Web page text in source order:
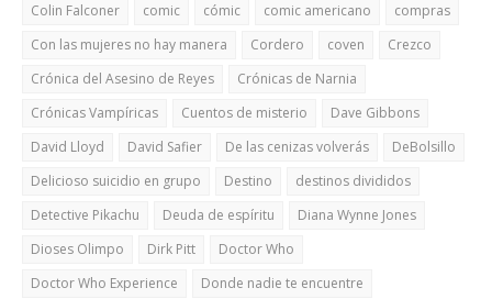
Colin Falconer
comic cómic comic americano
compras
Con las mujeres no hay manera
Cordero coven
Crezco
Crónica del Asesino de Reyes
Crónicas de Narnia
Crónicas Vampíricas
Cuentos de misterio
Dave Gibbons
David Lloyd
David Safier De las cenizas volverás
DeBolsillo
Delicioso suicidio en grupo
Destino
destinos divididos
Detective Pikachu
Deuda de espíritu
Diana Wynne Jones
Dioses Olimpo
Dirk Pitt
Doctor Who
Doctor Who Experience
Donde nadie te encuentre